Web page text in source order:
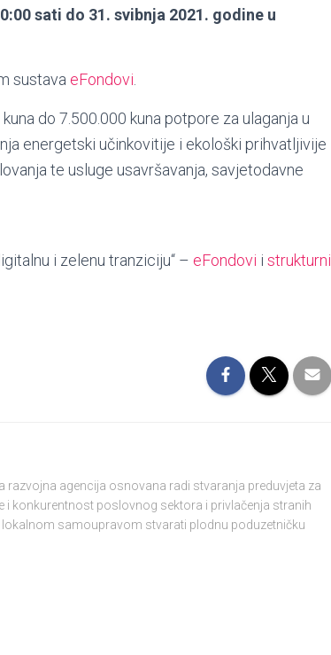
sati do 31. svibnja 2021. godine u
sustava eFondovi.
do 7.500.000 kuna potpore za ulaganja u
energetski učinkovitije i ekološki prihvatljivije
te usluge usavršavanja, savjetodavne
i zelenu tranziciju“ – eFondovi i strukturni
razvojna agencija osnovana radi stvaranja preduvjeta za
i konkurentnost poslovnog sektora i privlačenja stranih
samoupravom stvarati plodnu poduzetničku